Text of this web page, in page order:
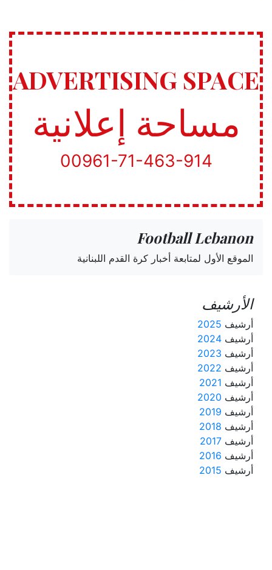
ADVERTISING SPACE
مساحة إعلانية
00961-71-463-914
Football Lebanon
الموقع الأول لمتابعة أخبار كرة القدم اللبنانية
الأرشيف
أرشيف 2025
أرشيف 2024
أرشيف 2023
أرشيف 2022
أرشيف 2021
أرشيف 2020
أرشيف 2019
أرشيف 2018
أرشيف 2017
أرشيف 2016
أرشيف 2015